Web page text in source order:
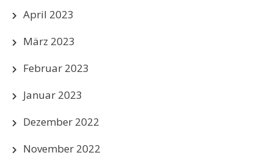
April 2023
März 2023
Februar 2023
Januar 2023
Dezember 2022
November 2022